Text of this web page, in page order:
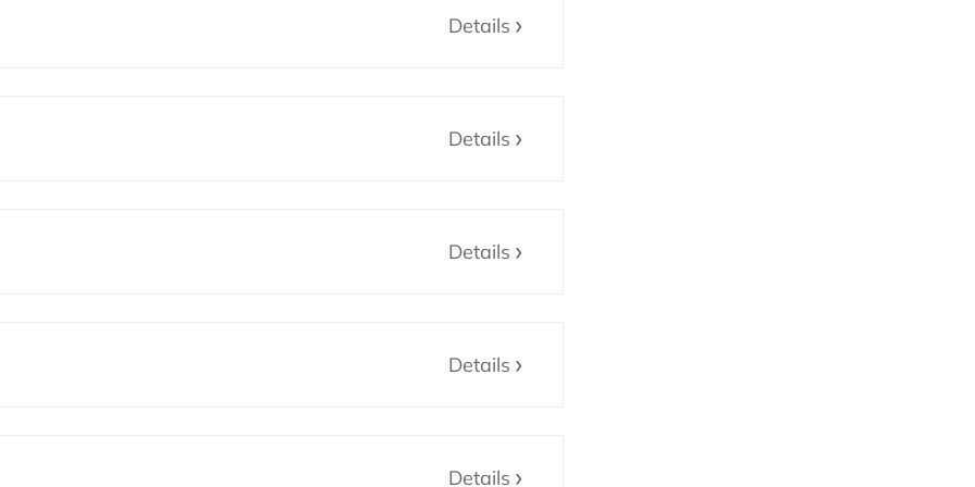
Details
Details
Details
Details
Details